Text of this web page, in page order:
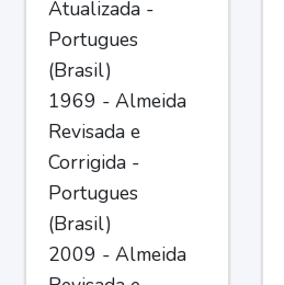
Atualizada -
Portugues
(Brasil)
1969 - Almeida
Revisada e
Corrigida -
Portugues
(Brasil)
2009 - Almeida